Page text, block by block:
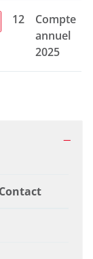
12
Compte
annuel
2025
Contact